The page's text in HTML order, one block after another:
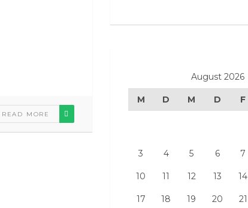
READ MORE
August 2026
M D M D F
3 4 5 6 7
10 11 12 13 14
17 18 19 20 21